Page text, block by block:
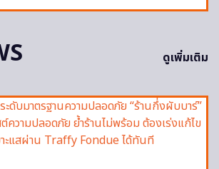
ดูเพิ่มเติม